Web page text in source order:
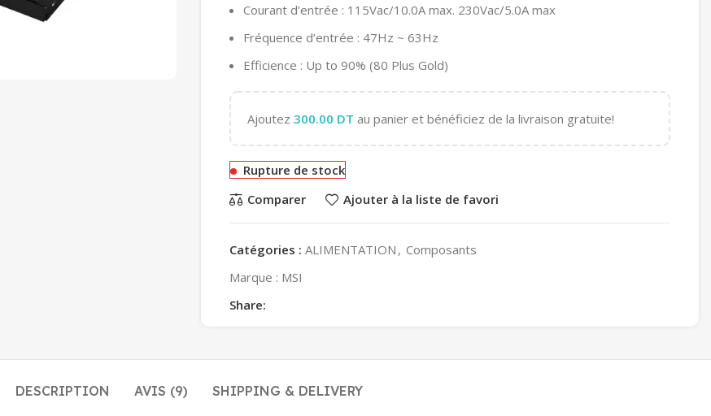
Courant d’entrée : 115Vac/10.0A max. 230Vac/5.0A max
Fréquence d’entrée : 47Hz ~ 63Hz
Efficience : Up to 90% (80 Plus Gold)
Ajoutez 300.00 DT au panier et bénéficiez de la livraison gratuite!
Rupture de stock
Comparer
Ajouter à la liste de favori
Catégories : ALIMENTATION , Composants
Marque : MSI
Share:
DESCRIPTION AVIS (9) SHIPPING & DELIVERY